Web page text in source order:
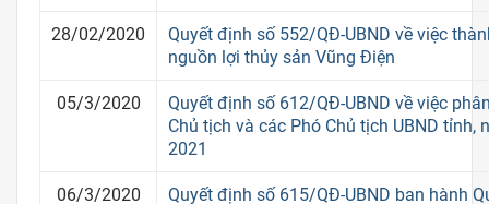
28/02/2020
Quyết định số 552/QĐ-UBND về việc
nguồn lợi thủy sản Vũng Điện
05/3/2020
Quyết định số 612/QĐ-UBND về việc
Chủ tịch và các Phó Chủ tịch UBND tỉnh,
2021
06/3/2020
Quyết định số 615/QĐ-UBND ban hành